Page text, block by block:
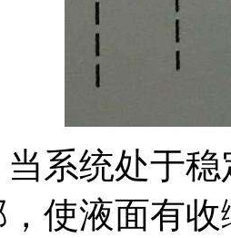
系统处于
使液面有